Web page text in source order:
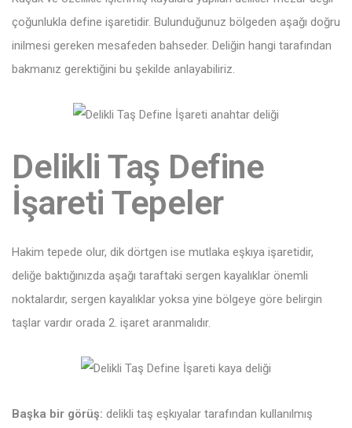
çoğunlukla define işaretidir. Bulunduğunuz bölgeden aşağı doğru
inilmesi gereken mesafeden bahseder. Deliğin hangi tarafından
bakmanız gerektiğini bu şekilde anlayabiliriz.
Delikli Taş Define
İşareti Tepeler
Hakim tepede olur, dik dörtgen ise mutlaka eşkıya işaretidir,
deliğe baktığınızda aşağı taraftaki sergen kayalıklar önemli
noktalardır, sergen kayalıklar yoksa yine bölgeye göre belirgin
taşlar vardır orada 2. işaret aranmalıdır.
Başka bir görüş: delikli taş eşkıyalar tarafından kullanılmış